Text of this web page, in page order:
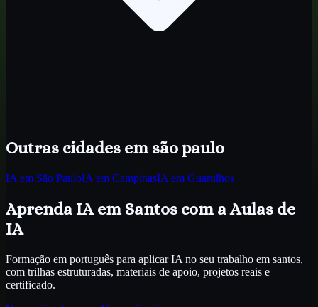
Outras cidades em são paulo
IA em São PauloIA em CampinasIA em Guarulhos
Aprenda IAem Santos com a Aulas de
IA
Formação em português para aplicar IA no seu trabalho em santos,
com trilhas estruturadas, materiais de apoio, projetos reais e
certificado.